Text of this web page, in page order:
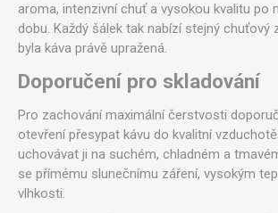
aroma, intenzivní chuť a vysokou kvalitu po
dobu. Každý šálek tak nabízí stejný chuťový
byla káva právě upražená.
Doporučení pro skladování
Pro zachování maximální čerstvosti
otevření přesypat kávu do kvalitní
uchovávat ji na suchém, chladném a
se přímému slunečnímu záření, vysokým
vlhkosti.